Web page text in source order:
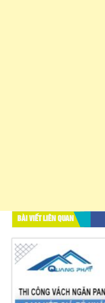
BÀI VIẾT LIÊN QUAN